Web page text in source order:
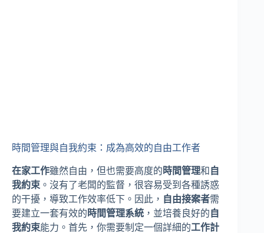
時間管理與自我約束：成為高效的自由工作者
在家工作雖然自由，但也需要高度的 時間管理和 自
我約束 。沒有了老闆的監督，很容易受到各種誘惑
的干擾，導致工作效率低下。因此， 自由接案者需
要建立一套有效的 時間管理系統 ，並培養良好的 自
我約束能力。首先，你需要制定一個詳細的工作計